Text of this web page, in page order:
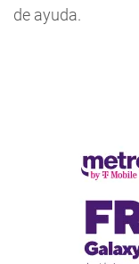
de ayuda.